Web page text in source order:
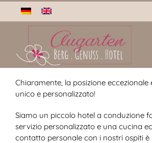
Vai
contenuto
Chiaramente, la posizione eccezionale
unico e personalizzato!
Siamo un piccolo hotel a conduzione
servizio personalizzato e una cucina
contatto personale con i nostri ospiti